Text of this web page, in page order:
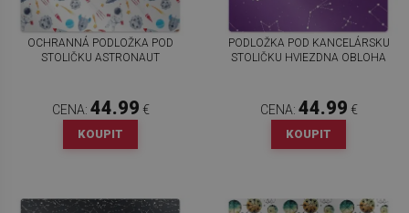
OCHRANNÁ PODLOŽKA POD
STOLIČKU ASTRONAUT
CENA: 44.99 €
KOUPIT
PODLOŽKA POD KANCELÁRSKU
STOLIČKU HVIEZDNA OBLOHA
CENA: 44.99 €
KOUPIT